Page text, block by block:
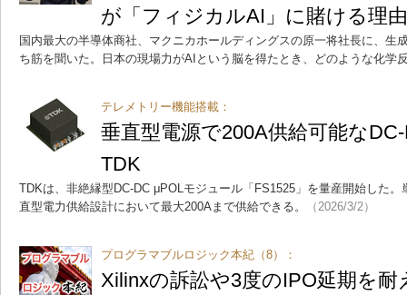
が「フィジカルAI」に賭ける理由
国内最大の半導体商社、マクニカホールディングスの原一将社長に、生
ち筋を聞いた。日本の現場力がAIという脳を得たとき、どのような化学
テレメトリー機能搭載：
垂直型電源で200A供給可能な
TDK
TDKは、非絶縁型DC-DC μPOLモジュール「FS1525」を量産開始した
直型電力供給設計において最大200Aまで供給できる。
（2026/3/2）
プログラマブルロジック本紀（8）：
Xilinxの訴訟や3度のIPO延期を